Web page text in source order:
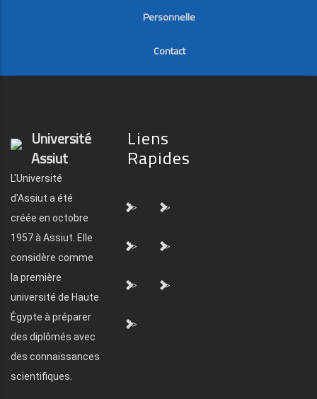
Personnelle
Contact
Université
Assiut
L'Université
d'Assiut a été
créée en octobre
1957 à Assiut. Elle
considère comme
la première
université de Haute
Égypte à préparer
des diplômés avec
des connaissances
scientifiques.
Liens
Rapides
"> ">
"> ">
"> ">
">